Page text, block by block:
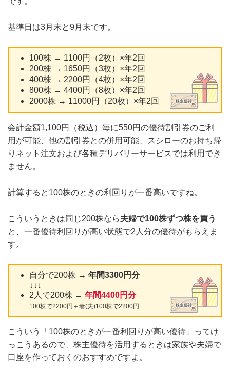
基準日は3月末と9月末です。
100株 → 1100円（2枚）×年2回
200株 → 1650円（3枚）×年2回
400株 → 2200円（4枚）×年2回
800株 → 4400円（8枚）×年2回
2000株 → 11000円（20枚）×年2回
会計金額1,100円（税込）毎に550円の優待割引券のご利
用が可能、他の割引券との併用可能、スシローのお持ち帰
りネット注文および各種デリバリーサービスでは利用でき
ません。
計算すると100株のときの利回りが一番高いですね。
こういうときは同じ200株なら夫婦で100株ずつ株を買う
と、一番優待利回りが高い状態で2人分の優待がもらえま
す。
自分で200株 → 年間3300円分
↓↓↓
2人で200株 → 年間4400円分
100株で2200円＋妻(夫)100株で2200円
こういう「100株のときが一番利回りが高い優待」ってけ
っこうあるので、株主優待を活用するときは家族や夫婦で
口座を作っておくのおすすめですよ。